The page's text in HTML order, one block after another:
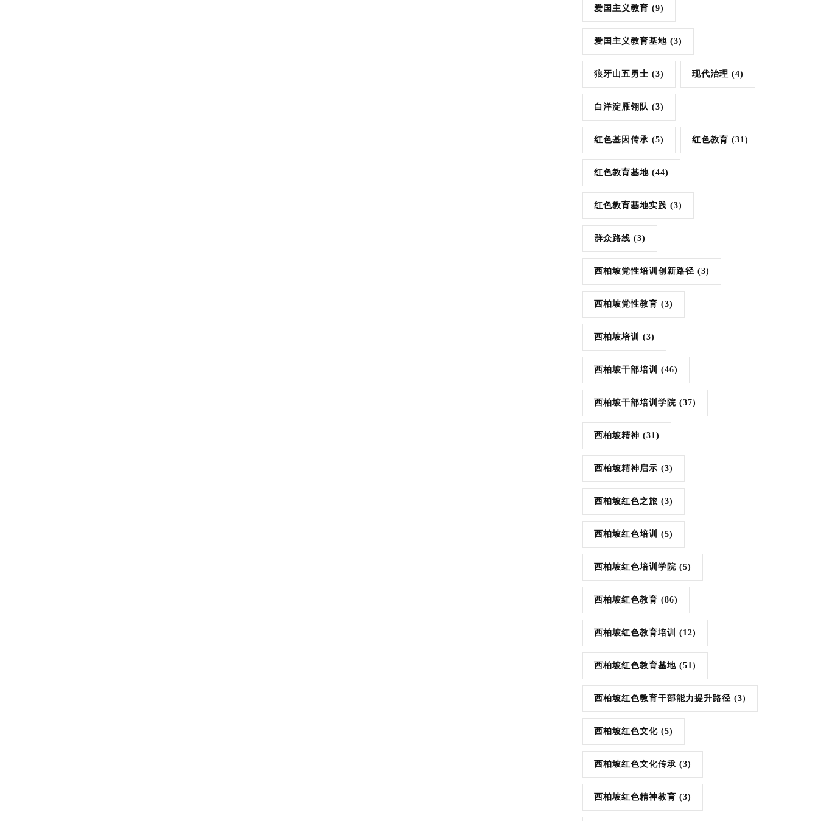
爱国主义教育 (9)
爱国主义教育基地 (3)
狼牙山五勇士 (3) 现代治理 (4)
白洋淀雁翎队 (3)
红色基因传承 (5) 红色教育 (31)
红色教育基地 (44)
红色教育基地实践 (3)
群众路线 (3)
西柏坡党性培训创新路径 (3)
西柏坡党性教育 (3)
西柏坡培训 (3)
西柏坡干部培训 (46)
西柏坡干部培训学院 (37)
西柏坡精神 (31)
西柏坡精神启示 (3)
西柏坡红色之旅 (3)
西柏坡红色培训 (5)
西柏坡红色培训学院 (5)
西柏坡红色教育 (86)
西柏坡红色教育培训 (12)
西柏坡红色教育基地 (51)
西柏坡红色教育干部能力提升路径 (3)
西柏坡红色文化 (5)
西柏坡红色文化传承 (3)
西柏坡红色精神教育 (3)